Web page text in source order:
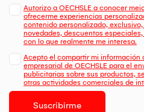
Autorizo a OECHSLE a conocer
ofrecerme experiencias
contenido personalizado,
novedades, descuentos
con lo que realmente me interesa.
Acepto el compartir mi información
empresarial de OECHSLE para el
publicitarias sobre sus productos,
otras actividades comerciales de
Suscribirme